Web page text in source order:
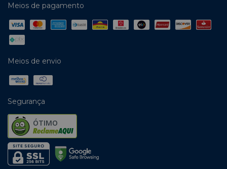
Meios de pagamento
Meios de envio
Segurança
ÓTIMO